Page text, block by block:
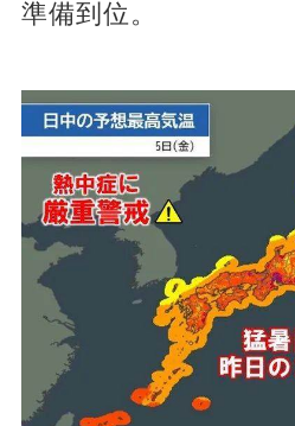
準備到位。